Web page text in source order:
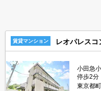
賃貸マンション レオパレス
小田急
停歩2分
東京都